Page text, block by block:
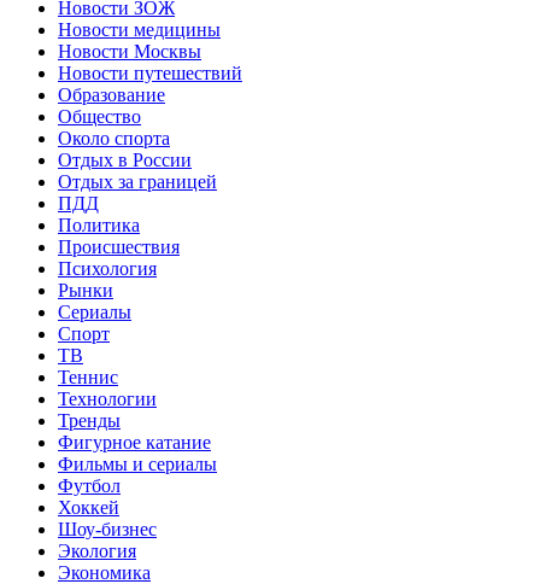
Новости ЗОЖ
Новости медицины
Новости Москвы
Новости путешествий
Образование
Общество
Около спорта
Отдых в России
Отдых за границей
ПДД
Политика
Происшествия
Психология
Рынки
Сериалы
Спорт
ТВ
Теннис
Технологии
Тренды
Фигурное катание
Фильмы и сериалы
Футбол
Хоккей
Шоу-бизнес
Экология
Экономика